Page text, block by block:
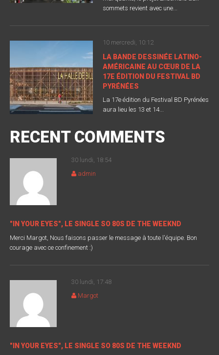
sommets revient avec une...
10 mercredi, 10:12
LA BANDE DESSINÉE LATINO-
AMÉRICAINE AU CŒUR DE LA
17E ÉDITION DU FESTIVAL BD
PYRÉNÉES
La 17e édition du Festival BD Pyrénées
aura lieu les 13 et 14...
RECENT COMMENTS
30 lundi, 18:54
admin
"IN YOUR EYES", LE SINGLE SO 80S DE THE WEEKND
Merci Margot, Nous faisons passer le message à toute l'équipe. Bon
courage avec ce confinement :)
30 lundi, 17:48
Margot
"IN YOUR EYES", LE SINGLE SO 80S DE THE WEEKND